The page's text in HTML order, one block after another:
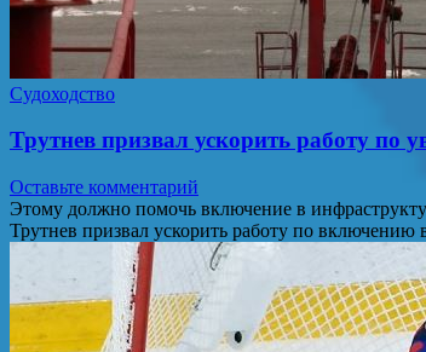
Судоходство
Трутнев призвал ускорить работу по
Оставьте комментарий
Этому должно помочь включение в
Трутнев призвал ускорить работу по